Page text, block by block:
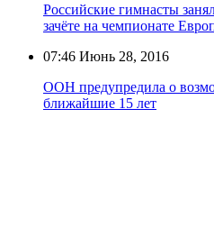
Российские гимнасты
зачёте на чемпионате
07:46 Июнь 28, 2016
ООН предупредила о
ближайшие 15 лет